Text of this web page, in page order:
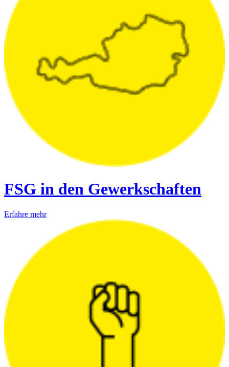
FSG in den Gewerkschaften
Erfahre mehr